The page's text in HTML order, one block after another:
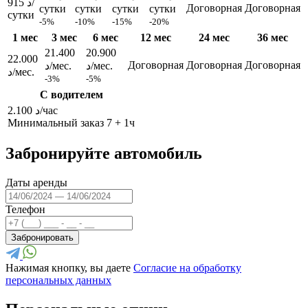
сутки
сутки
-5%
сутки
-10%
сутки
-15%
сутки
-20%
Договорная Договорная
1 мес 3 мес 6 мес 12 мес 24 мес
36 мес
22.000
د/мес.
21.400
د/мес.
-3%
20.900
د/мес.
-5%
Договорная Договорная Договорная
С водителем
2.100 د/час
Минимальный заказ 7 + 1ч
Забронируйте автомобиль
Даты аренды
Телефон
Забронировать
Нажимая кнопку, вы даете Согласие на обработку
персональных данных